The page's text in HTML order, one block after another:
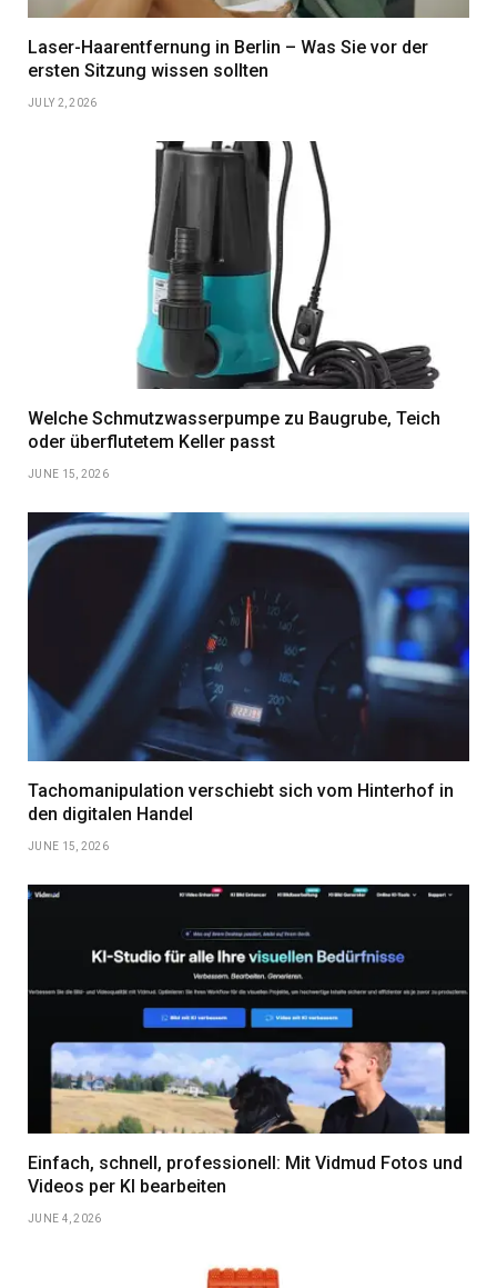
Laser-Haarentfernung in Berlin – Was Sie vor der
ersten Sitzung wissen sollten
JULY 2, 2026
Welche Schmutzwasserpumpe zu Baugrube, Teich
oder überflutetem Keller passt
JUNE 15, 2026
Tachomanipulation verschiebt sich vom Hinterhof in
den digitalen Handel
JUNE 15, 2026
Einfach, schnell, professionell: Mit Vidmud Fotos und
Videos per KI bearbeiten
JUNE 4, 2026